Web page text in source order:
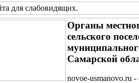
для слабовидящих.
Органы
сельского
Самарской
novoe-usmanovo.ru